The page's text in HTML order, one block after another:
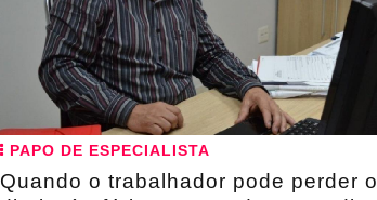
PAPO DE ESPECIALISTA
Quando o trabalhador pode perder o